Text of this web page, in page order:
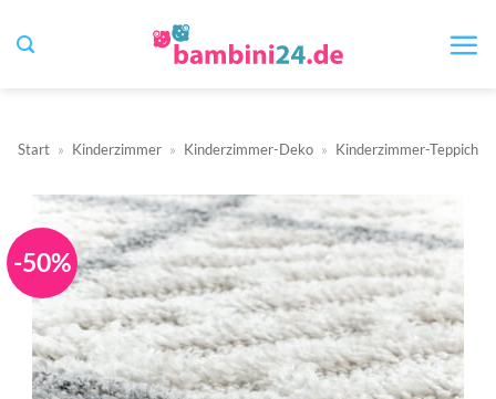
Inhalt
Start » Kinderzimmer » Kinderzimmer-Deko » Kinderzimmer-Teppich
-50%